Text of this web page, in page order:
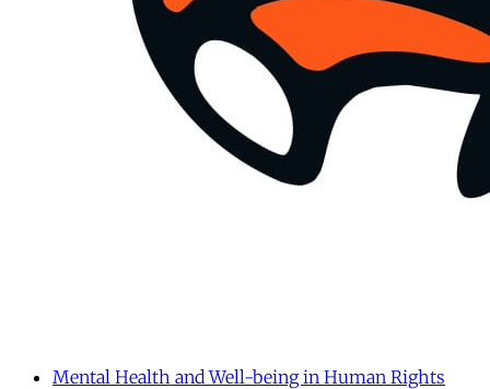
Mental Health and Well-being in Human Rights